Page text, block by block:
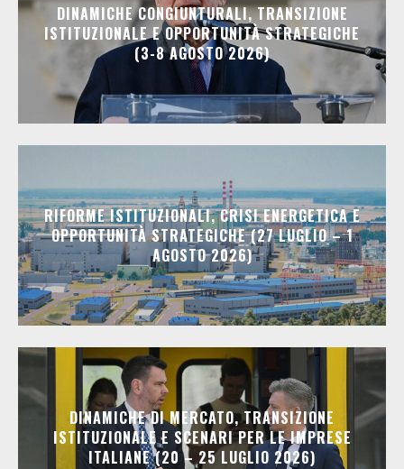
DINAMICHE CONGIUNTURALI, TRANSIZIONE
ISTITUZIONALE E OPPORTUNITÀ STRATEGICHE
(3-8 AGOSTO 2026)
RIFORME ISTITUZIONALI, CRISI ENERGETICA E
OPPORTUNITÀ STRATEGICHE (27 LUGLIO – 1
AGOSTO 2026)
DINAMICHE DI MERCATO, TRANSIZIONE
ISTITUZIONALE E SCENARI PER LE IMPRESE
ITALIANE (20 – 25 LUGLIO 2026)